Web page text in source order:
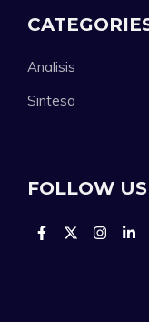
Analisis
Sintesa
FOLLOW US